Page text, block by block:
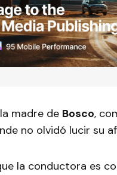
madre de Bosco,
no olvidó lucir su
la conductora es